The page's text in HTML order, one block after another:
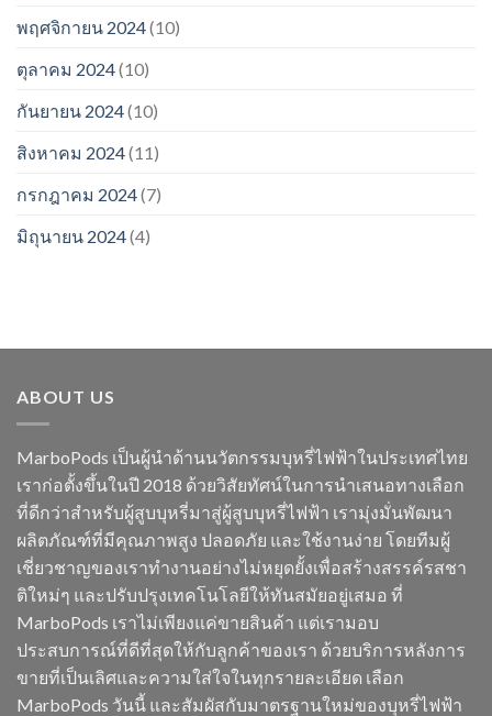
พฤศจิกายน 2024(10)
ตุลาคม 2024(10)
กันยายน 2024(10)
สิงหาคม 2024(11)
กรกฎาคม 2024(7)
มิถุนายน 2024(4)
ABOUT US
MarboPods เป็นผู้นำด้านนวัตกรรมบุหรี่ไฟฟ้าในประเทศไทย
เราก่อตั้งขึ้นในปี 2018 ด้วยวิสัยทัศน์ในการนำเสนอทางเลือก
ที่ดีกว่าสำหรับผู้สูบบุหรี่มาสู่ผู้สูบบุหรี่ไฟฟ้า เรามุ่งมั่นพัฒนา
ผลิตภัณฑ์ที่มีคุณภาพสูง ปลอดภัย และใช้งานง่าย โดยทีมผู้
เชี่ยวชาญของเราทำงานอย่างไม่หยุดยั้งเพื่อสร้างสรรค์รสชา
ติใหม่ๆ และปรับปรุงเทคโนโลยีให้ทันสมัยอยู่เสมอ ที่
MarboPods เราไม่เพียงแค่ขายสินค้า แต่เรามอบ
ประสบการณ์ที่ดีที่สุดให้กับลูกค้าของเรา ด้วยบริการหลังการ
ขายที่เป็นเลิศและความใส่ใจในทุกรายละเอียด เลือก
MarboPods วันนี้ และสัมผัสกับมาตรฐานใหม่ของบุหรี่ไฟฟ้า